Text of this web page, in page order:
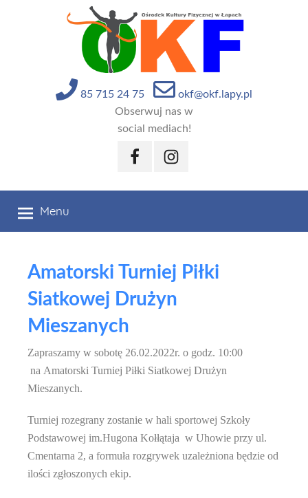
85 715 24 75
okf@okf.lapy.pl
Obserwuj nas w
social mediach!
FacebookInstagram
Menu
Amatorski Turniej Piłki
Siatkowej Drużyn
Mieszanych
Zapraszamy w sobotę 26.02.2022r. o godz. 10:00
na Amatorski Turniej Piłki Siatkowej Drużyn
Mieszanych.
Turniej rozegrany zostanie w hali sportowej Szkoły
Podstawowej im.Hugona Kołłątaja w Uhowie przy ul.
Cmentarna 2, a formuła rozgrywek uzależniona będzie od
ilości zgłoszonych ekip.